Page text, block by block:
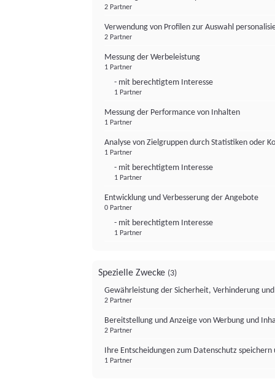
2 Partner
Verwendung von Profilen zur Auswahl
2 Partner
Messung der Werbeleistung
1 Partner
- mit berechtigtem Interesse
1 Partner
Messung der Performance von Inhalten
1 Partner
Analyse von Zielgruppen durch Statistiken oder
1 Partner
- mit berechtigtem Interesse
1 Partner
Entwicklung und Verbesserung der Angebote
0 Partner
- mit berechtigtem Interesse
1 Partner
Spezielle Zwecke (3)
Gewährleistung der Sicherheit, Verhinderung
2 Partner
Bereitstellung und Anzeige von Werbung und
2 Partner
Ihre Entscheidungen zum Datenschutz
1 Partner